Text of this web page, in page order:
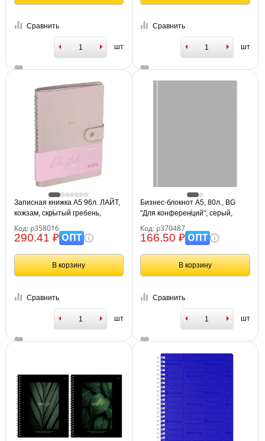
Сравнить
шт
Сравнить
шт
Записная книжка А5 96л. ЛАЙТ,
кожзам, скрытый гребень,
Greenwich Line "Pastel. Pink",
блок в линию
Код: р358016
290.41 ₽ОПТ
В корзину
Сравнить
шт
Бизнес-блокнот А5, 80л., BG
"Для конференций", серый,
глянцевая ламинация
Код: р370487
166.50 ₽ОПТ
В корзину
Сравнить
шт